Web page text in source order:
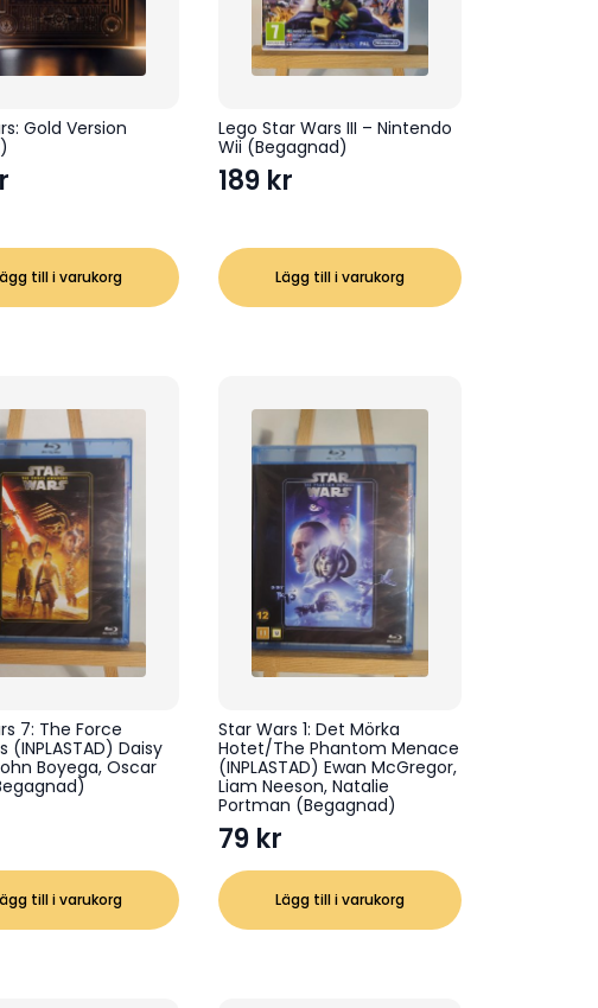
Gold Version
till i varukorg
Lego Star Wars III – Nintendo
Wii (Begagnad)
189 kr
Lägg till i varukorg
7: The Force
(INPLASTAD) Daisy
Boyega, Oscar
till i varukorg
Star Wars 1: Det Mörka
Hotet/The Phantom Menace
(INPLASTAD) Ewan McGregor,
Liam Neeson, Natalie
Portman (Begagnad)
79 kr
Lägg till i varukorg